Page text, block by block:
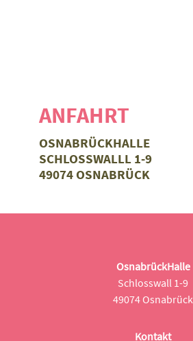
ANFAHRT
OSNABRÜCKHALLE
SCHLOSSWALLL 1-9
49074 OSNABRÜCK
OsnabrückHalle
Schlosswall 1-9
49074 Osnabrück
Kontakt